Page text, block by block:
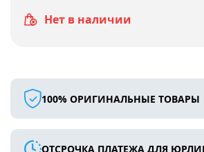
Нет в наличии
100% ОРИГИНАЛЬНЫЕ ТОВАРЫ
ОТСРОЧКА ПЛАТЕЖА ДЛЯ